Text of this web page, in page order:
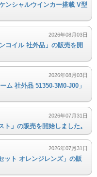
ンシャルウインカー搭載 V型
2026年08月03日
コイル 社外品」の販売を開
2026年08月03日
ム 社外品 51350-3M0-J00」
2026年07月31日
ト」の販売を開始しました。
2026年07月31日
ット オレンジレンズ」の販